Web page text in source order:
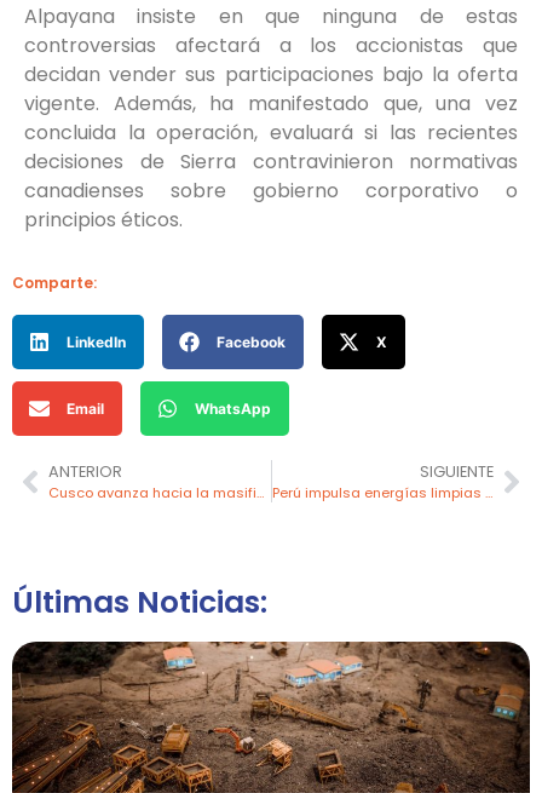
Alpayana insiste en que ninguna de estas
controversias afectará a los accionistas que
decidan vender sus participaciones bajo la oferta
vigente. Además, ha manifestado que, una vez
concluida la operación, evaluará si las recientes
decisiones de Sierra contravinieron normativas
canadienses sobre gobierno corporativo o
principios éticos.
Comparte:
LinkedIn Facebook X
Email WhatsApp
ANTERIOR
Cusco avanza hacia la masificación del gas natural con respaldo del MINEM
SIGUIENTE
Perú impulsa energías limpias con inversiones en San Gabán III y apuesta por el hidrógeno verde
Últimas Noticias: